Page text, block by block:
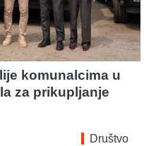
komunalcima u
za prikupljanje
Društvo